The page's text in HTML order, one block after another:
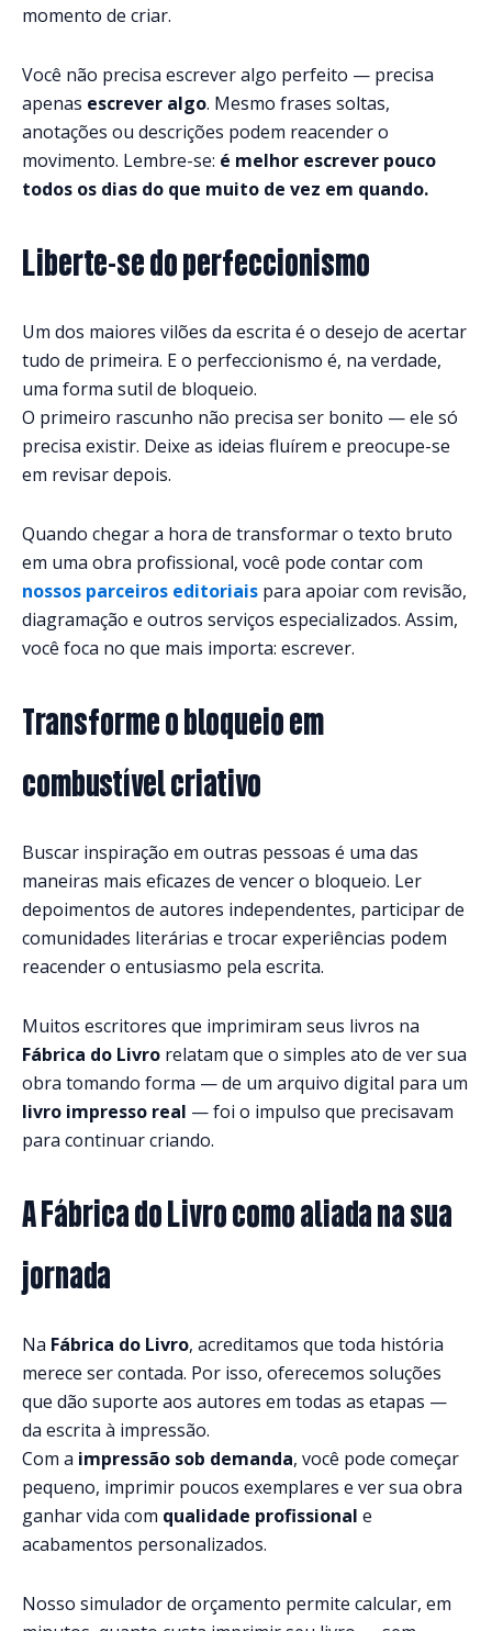
momento de criar.
Você não precisa escrever algo perfeito — precisa
apenas escrever algo. Mesmo frases soltas,
anotações ou descrições podem reacender o
movimento. Lembre-se: é melhor escrever pouco
todos os dias do que muito de vez em quando.
Liberte-se do perfeccionismo
Um dos maiores vilões da escrita é o desejo de acertar
tudo de primeira. E o perfeccionismo é, na verdade,
uma forma sutil de bloqueio.
O primeiro rascunho não precisa ser bonito — ele só
precisa existir. Deixe as ideias fluírem e preocupe-se
em revisar depois.
Quando chegar a hora de transformar o texto bruto
em uma obra profissional, você pode contar com
nossos parceiros editoriais para apoiar com revisão,
diagramação e outros serviços especializados. Assim,
você foca no que mais importa: escrever.
Transforme o bloqueio em
combustível criativo
Buscar inspiração em outras pessoas é uma das
maneiras mais eficazes de vencer o bloqueio. Ler
depoimentos de autores independentes, participar de
comunidades literárias e trocar experiências podem
reacender o entusiasmo pela escrita.
Muitos escritores que imprimiram seus livros na
Fábrica do Livro relatam que o simples ato de ver sua
obra tomando forma — de um arquivo digital para um
livro impresso real — foi o impulso que precisavam
para continuar criando.
A Fábrica do Livro como aliada na sua
jornada
Na Fábrica do Livro, acreditamos que toda história
merece ser contada. Por isso, oferecemos soluções
que dão suporte aos autores em todas as etapas —
da escrita à impressão.
Com a impressão sob demanda, você pode começar
pequeno, imprimir poucos exemplares e ver sua obra
ganhar vida com qualidade profissional e
acabamentos personalizados.
Nosso simulador de orçamento permite calcular, em